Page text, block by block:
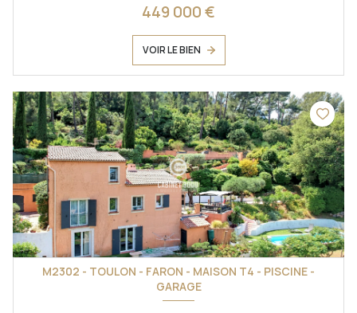
449 000 €
VOIR LE BIEN
M2302 - TOULON - FARON - MAISON T4 - PISCINE -
GARAGE